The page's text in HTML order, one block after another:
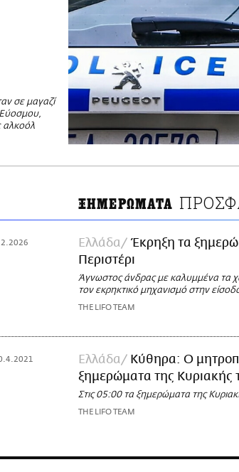
σε μαγαζί
αλκοόλ
ΞΗΜΕΡΩΜΑΤΑ
Ελλάδα
Έκρηξη τα
Περιστέρι
Άγνωστος άνδρας με καλυμμένα τα
τον εκρηκτικό μηχανισμό στην
THE LIFO TEAM
Ελλάδα
Κύθηρα: Ο
ξημερώματα της Κυριακής
Στις 05:00 τα ξημερώματα της
THE LIFO TEAM